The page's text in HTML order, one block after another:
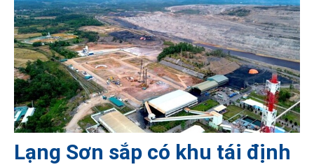
Lạng Sơn sắp có khu tái định